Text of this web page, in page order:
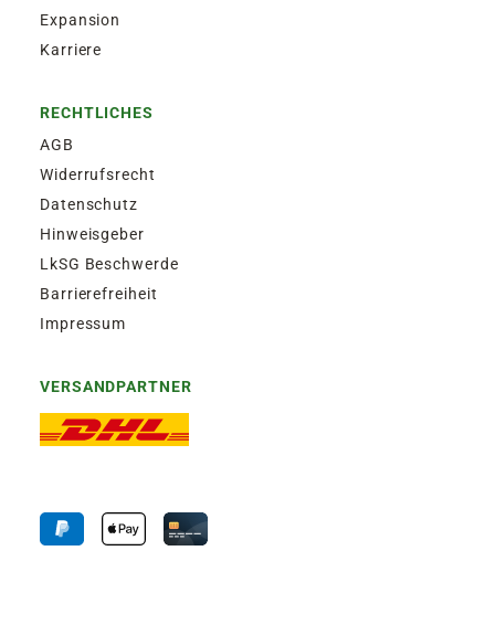
Expansion
Karriere
RECHTLICHES
AGB
Widerrufsrecht
Datenschutz
Hinweisgeber
LkSG Beschwerde
Barrierefreiheit
Impressum
VERSANDPARTNER